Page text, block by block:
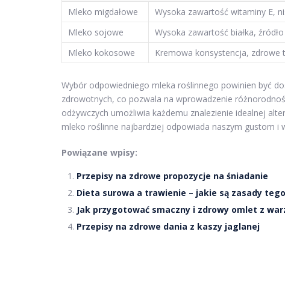
Mleko migdałowe
Wysoka zawartość witaminy E,
Mleko sojowe
Wysoka zawartość białka,
Mleko kokosowe
Kremowa konsystencja, zdrowe
Wybór odpowiedniego mleka roślinnego powinien być
zdrowotnych, co pozwala na wprowadzenie
odżywczych umożliwia każdemu znalezienie idealnej
mleko roślinne najbardziej odpowiada naszym gustom i
Powiązane wpisy:
Przepisy na zdrowe propozycje na śniadanie
Dieta surowa a trawienie – jakie są zasady tego
Jak przygotować smaczny i zdrowy omlet z
Przepisy na zdrowe dania z kaszy jaglanej